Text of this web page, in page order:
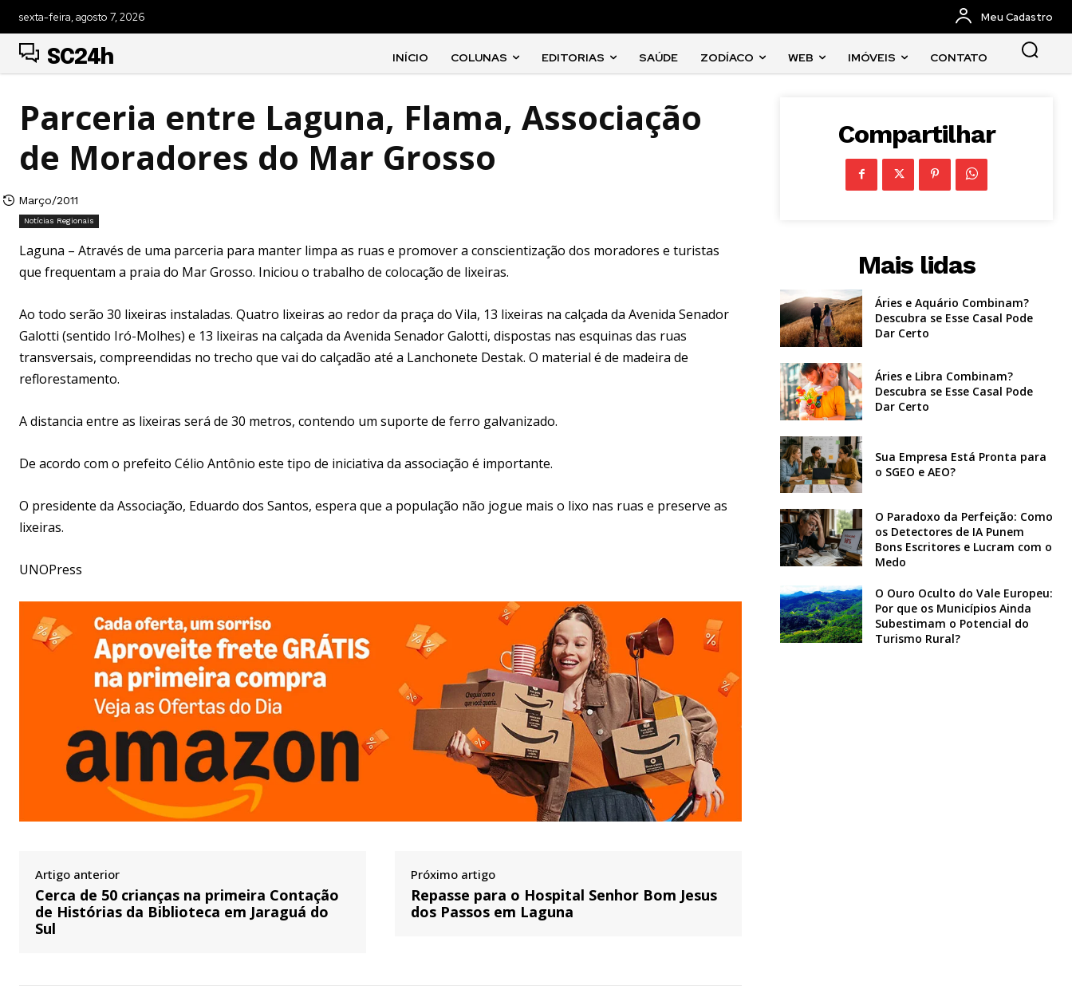
sexta-feira, agosto 7, 2026 Meu Cadastro
SC24h INÍCIO COLUNAS EDITORIAS SAÚDE ZODÍACO WEB IMÓVEIS CONTATO
Parceria entre Laguna, Flama, Associação
de Moradores do Mar Grosso
Março/2011
Notícias Regionais
Laguna – Através de uma parceria para manter limpa as ruas e promover a conscientização dos moradores e turistas
que frequentam a praia do Mar Grosso. Iniciou o trabalho de colocação de lixeiras.
Ao todo serão 30 lixeiras instaladas. Quatro lixeiras ao redor da praça do Vila, 13 lixeiras na calçada da Avenida Senador
Galotti (sentido Iró-Molhes) e 13 lixeiras na calçada da Avenida Senador Galotti, dispostas nas esquinas das ruas
transversais, compreendidas no trecho que vai do calçadão até a Lanchonete Destak. O material é de madeira de
reflorestamento.
A distancia entre as lixeiras será de 30 metros, contendo um suporte de ferro galvanizado.
De acordo com o prefeito Célio Antônio este tipo de iniciativa da associação é importante.
O presidente da Associação, Eduardo dos Santos, espera que a população não jogue mais o lixo nas ruas e preserve as
lixeiras.
UNOPress
Artigo anterior
Cerca de 50 crianças na primeira Contação
de Histórias da Biblioteca em Jaraguá do
Sul
Próximo artigo
Repasse para o Hospital Senhor Bom Jesus
dos Passos em Laguna
Compartilhar
Mais lidas
Áries e Aquário Combinam?
Descubra se Esse Casal Pode
Dar Certo
Áries e Libra Combinam?
Descubra se Esse Casal Pode
Dar Certo
Sua Empresa Está Pronta para
o SGEO e AEO?
O Paradoxo da Perfeição: Como
os Detectores de IA Punem
Bons Escritores e Lucram com o
Medo
O Ouro Oculto do Vale Europeu:
Por que os Municípios Ainda
Subestimam o Potencial do
Turismo Rural?